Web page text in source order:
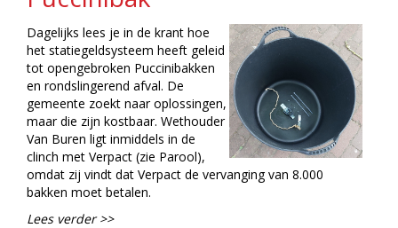
Dagelijks lees je in de krant hoe
het statiegeldsysteem heeft geleid
tot opengebroken Puccinibakken
en rondslingerend afval. De
gemeente zoekt naar oplossingen,
maar die zijn kostbaar. Wethouder
Van Buren ligt inmiddels in de
clinch met Verpact (zie Parool),
omdat zij vindt dat Verpact de vervanging van 8.000
bakken moet betalen.
Lees verder >>